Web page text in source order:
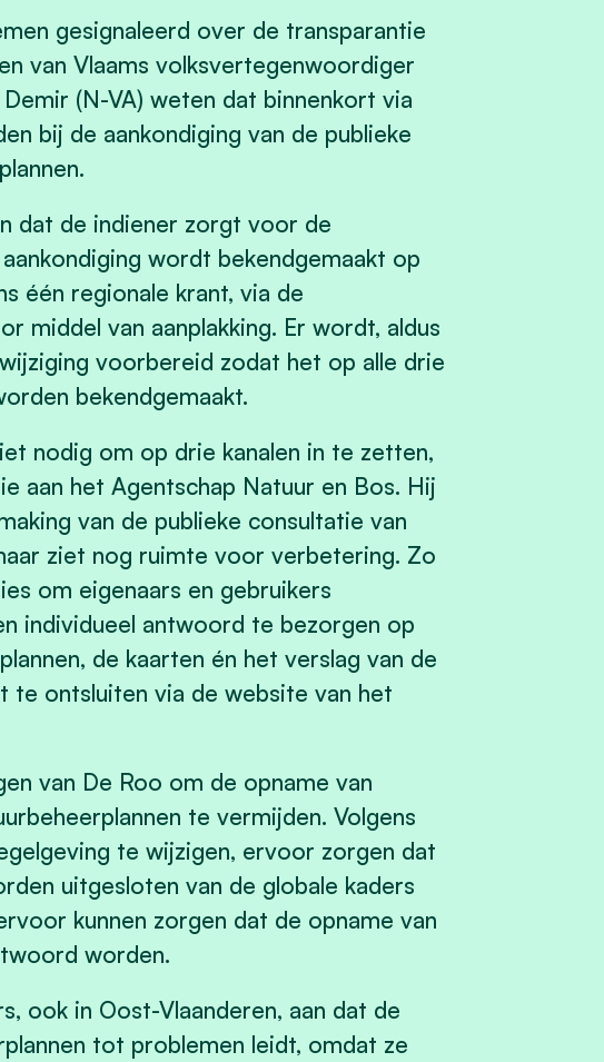
gesignaleerd over de transparantie
van Vlaams volksvertegenwoordiger
(N-VA) weten dat binnenkort via
bij de aankondiging van de publieke
dat de indiener zorgt voor de
wordt bekendgemaakt op
één regionale krant, via de
middel van aanplakking. Er wordt, aldus
voorbereid zodat het op alle drie
bekendgemaakt.
nodig om op drie kanalen in te zetten,
aan het Agentschap Natuur en Bos. Hij
van de publieke consultatie van
ziet nog ruimte voor verbetering. Zo
om eigenaars en gebruikers
individueel antwoord te bezorgen op
de kaarten én het verslag van de
te ontsluiten via de website van het
van De Roo om de opname van
te vermijden. Volgens
te wijzigen, ervoor zorgen dat
uitgesloten van de globale kaders
kunnen zorgen dat de opname van
worden.
ook in Oost-Vlaanderen, aan dat de
tot problemen leidt, omdat ze